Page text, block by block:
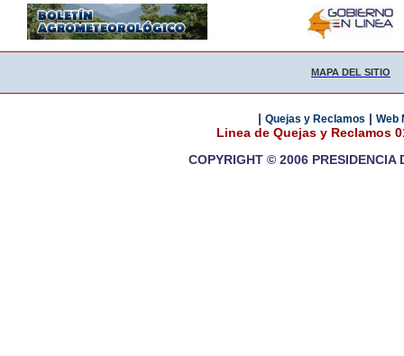
MAPA DEL SITIO
| Quejas y Reclamos | Web
Linea de Quejas y Reclamos
COPYRIGHT © 2006 PRESIDENCIA